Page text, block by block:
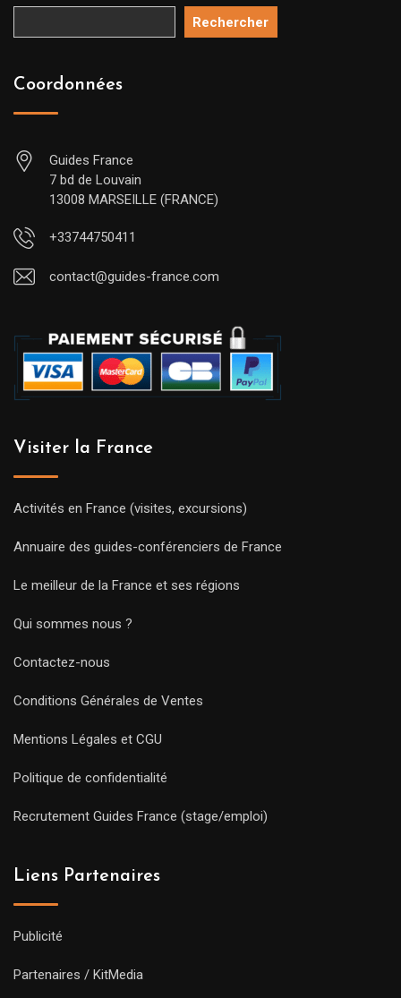
Rechercher
Coordonnées
Guides France
7 bd de Louvain
13008 MARSEILLE (FRANCE)
+33744750411
contact@guides-france.com
Visiter la France
Activités en France (visites, excursions)
Annuaire des guides-conférenciers de France
Le meilleur de la France et ses régions
Qui sommes nous ?
Contactez-nous
Conditions Générales de Ventes
Mentions Légales et CGU
Politique de confidentialité
Recrutement Guides France (stage/emploi)
Liens Partenaires
Publicité
Partenaires / KitMedia